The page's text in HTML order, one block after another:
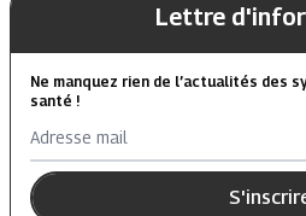
Lettre
Ne manquez rien de l’actualités des
santé !
Adresse mail